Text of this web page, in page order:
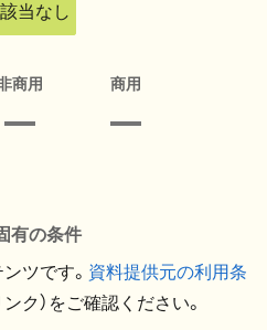
該当なし
商用 商用
有の条件
ツです。 資料提供元の利用条
ク）をご確認ください。